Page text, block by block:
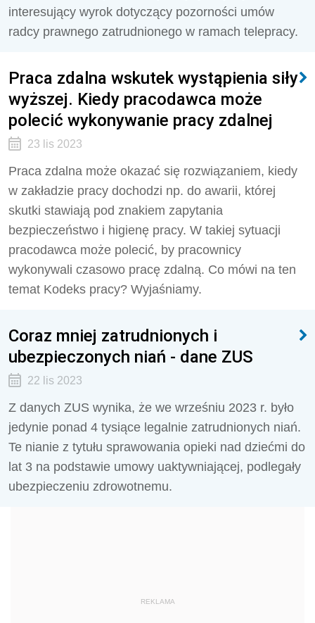
interesujący wyrok dotyczący pozorności umów
radcy prawnego zatrudnionego w ramach telepracy.
Praca zdalna wskutek wystąpienia siły
wyższej. Kiedy pracodawca może
polecić wykonywanie pracy zdalnej
23 lis 2023
Praca zdalna może okazać się rozwiązaniem, kiedy
w zakładzie pracy dochodzi np. do awarii, której
skutki stawiają pod znakiem zapytania
bezpieczeństwo i higienę pracy. W takiej sytuacji
pracodawca może polecić, by pracownicy
wykonywali czasowo pracę zdalną. Co mówi na ten
temat Kodeks pracy? Wyjaśniamy.
Coraz mniej zatrudnionych i
ubezpieczonych niań - dane ZUS
22 lis 2023
Z danych ZUS wynika, że we wrześniu 2023 r. było
jedynie ponad 4 tysiące legalnie zatrudnionych niań.
Te nianie z tytułu sprawowania opieki nad dziećmi do
lat 3 na podstawie umowy uaktywniającej, podlegały
ubezpieczeniu zdrowotnemu.
REKLAMA